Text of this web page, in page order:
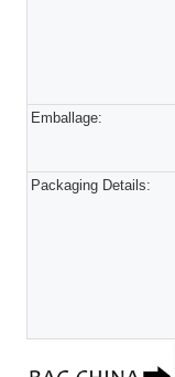
Emballage:
Packaging Details: